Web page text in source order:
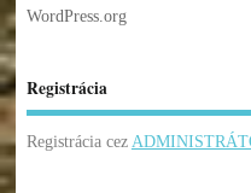
WordPress.org
Registrácia
Registrácia cez